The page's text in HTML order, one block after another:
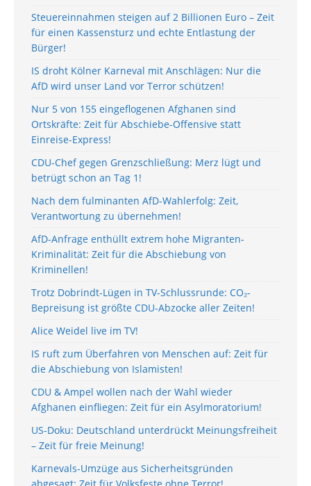
Steuereinnahmen steigen auf 2 Billionen Euro – Zeit
für einen Kassensturz und echte Entlastung der
Bürger!
IS droht Kölner Karneval mit Anschlägen: Nur die
AfD wird unser Land vor Terror schützen!
Nur 5 von 155 eingeflogenen Afghanen sind
Ortskräfte: Zeit für Abschiebe-Offensive statt
Einreise-Express!
CDU-Chef gegen Grenzschließung: Merz lügt und
betrügt schon an Tag 1!
Nach dem fulminanten AfD-Wahlerfolg: Zeit,
Verantwortung zu übernehmen!
AfD-Anfrage enthüllt extrem hohe Migranten-
Kriminalität: Zeit für die Abschiebung von
Kriminellen!
Trotz Dobrindt-Lügen in TV-Schlussrunde: CO₂-
Bepreisung ist größte CDU-Abzocke aller Zeiten!
Alice Weidel live im TV!
IS ruft zum Überfahren von Menschen auf: Zeit für
die Abschiebung von Islamisten!
CDU & Ampel wollen nach der Wahl wieder
Afghanen einfliegen: Zeit für ein Asylmoratorium!
US-Doku: Deutschland unterdrückt Meinungsfreiheit
– Zeit für freie Meinung!
Karnevals-Umzüge aus Sicherheitsgründen
abgesagt: Zeit für Volksfeste ohne Terror!